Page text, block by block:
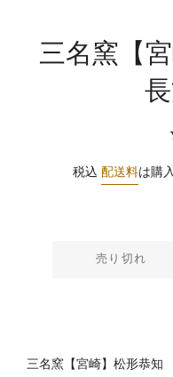
三名窯【
税込 配送料は購
売り切れ
三名窯【宮崎】松形恭